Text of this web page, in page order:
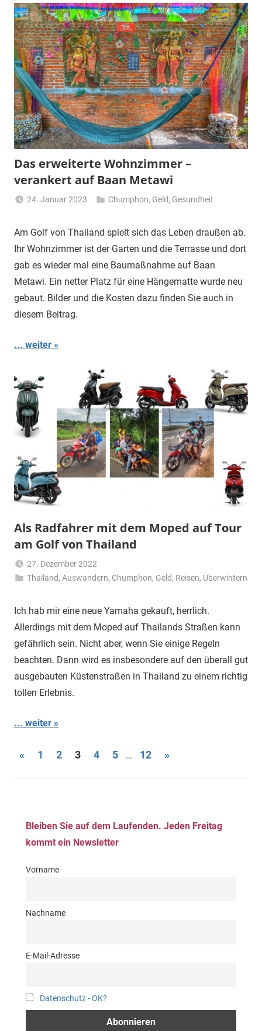
Das erweiterte Wohnzimmer –
verankert auf Baan Metawi
24. Januar 2023
Chumphon, Geld, Gesundheit
Am Golf von Thailand spielt sich das Leben draußen ab.
Ihr Wohnzimmer ist der Garten und die Terrasse und dort
gab es wieder mal eine Baumaßnahme auf Baan
Metawi. Ein netter Platz für eine Hängematte wurde neu
gebaut. Bilder und die Kosten dazu finden Sie auch in
diesem Beitrag.
... weiter
Als Radfahrer mit dem Moped auf Tour
am Golf von Thailand
27. Dezember 2022
Matt
Thailand,Auswandern, Chumphon, Geld, Reisen, Überwintern
Ich hab mir eine neue Yamaha gekauft, herrlich.
Allerdings mit dem Moped auf Thailands Straßen kann
gefährlich sein. Nicht aber, wenn Sie einige Regeln
beachten. Dann wird es insbesondere auf den überall gut
ausgebauten Küstenstraßen in Thailand zu einem richtig
tollen Erlebnis.
... weiter
Seitennummerierung
der
« Vorherige
1 2 3 4 5 … 12
Nächste
»
Bleiben Sie auf dem Laufenden. Jeden Freitag
kommt ein Newsletter
Vorname
Nachname
E-Mail-Adresse
Datenschutz - OK?